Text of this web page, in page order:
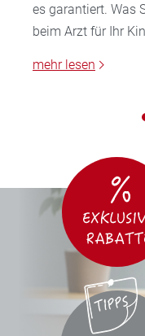
es garantiert. Was
beim Arzt für Ihr
mehr lesen